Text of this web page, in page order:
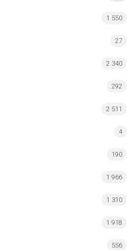
1 550
27
2 340
292
2 511
4
190
1 966
1 310
1 918
556